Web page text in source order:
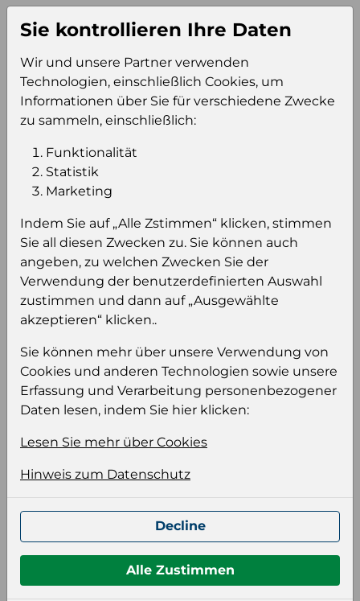
pro Palette
Konsumeinheit
Pckg
Stückzahl pro
Palette
768
Einloggen um den Preis zu
sehen und/oder dieses Produkt zu kaufen.
Einloggen Anmeldung für B2B Konto
Produktinformation
Wählen Sie eine Sprache und ein Format für
Sprache
Keiner
Bildeinstellungen
Sie kontrollieren Ihre Daten
Wir und unsere Partner verwenden
Technologien, einschließlich Cookies, um
Informationen über Sie für verschiedene Zwecke
zu sammeln, einschließlich:
Funktionalität
Statistik
Marketing
Indem Sie auf „Alle Zstimmen“ klicken, stimmen
Sie all diesen Zwecken zu. Sie können auch
angeben, zu welchen Zwecken Sie der
Verwendung der benutzerdefinierten Auswahl
zustimmen und dann auf „Ausgewählte
akzeptieren“ klicken..
Sie können mehr über unsere Verwendung von
Cookies und anderen Technologien sowie unsere
Erfassung und Verarbeitung personenbezogener
Daten lesen, indem Sie hier klicken:
Lesen Sie mehr über Cookies
Hinweis zum Datenschutz
Decline
Alle Zustimmen